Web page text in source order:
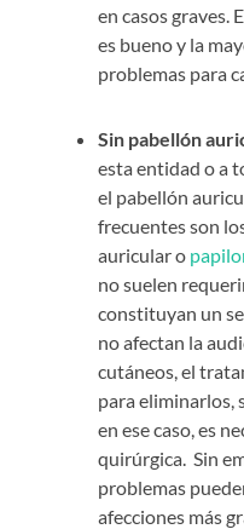
en casos graves.
es bueno y la
problemas para
Sin pabellón
esta entidad o a
el pabellón
frecuentes son
auricular o
no suelen
constituyan un
no afectan la
cutáneos, el
para eliminarlos,
en ese caso, es
quirúrgica.Sin
problemas
afecciones más